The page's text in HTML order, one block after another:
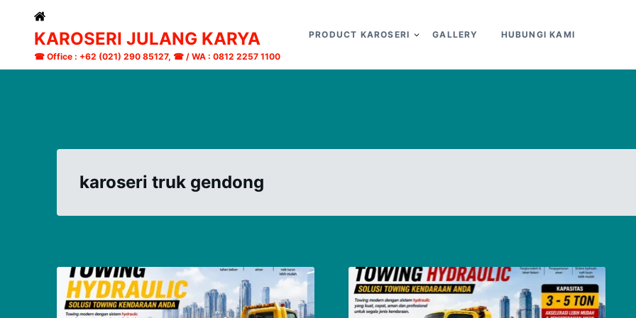
content
for:
KAROSERI JULANG KARYA
☎ Office : +62 (021) 290 85127, ☎ / WA : 0812 2257 1100
PRODUCT KAROSERI GALLERY HUBUNGI KAMI
karoseri truk gendong